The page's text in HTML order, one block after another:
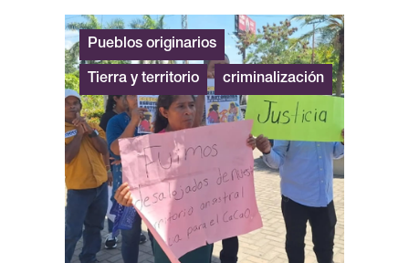
Pueblos originarios
Tierra y territorio criminalización